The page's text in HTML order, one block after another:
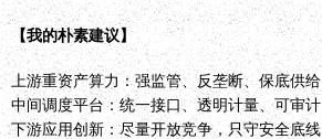
【我的朴素建议】
上游重资产算力：强监管、反垄断、保底供给
中间调度平台：统一接口、透明计量、可审计
下游应用创新：尽量开放竞争，只守安全底线